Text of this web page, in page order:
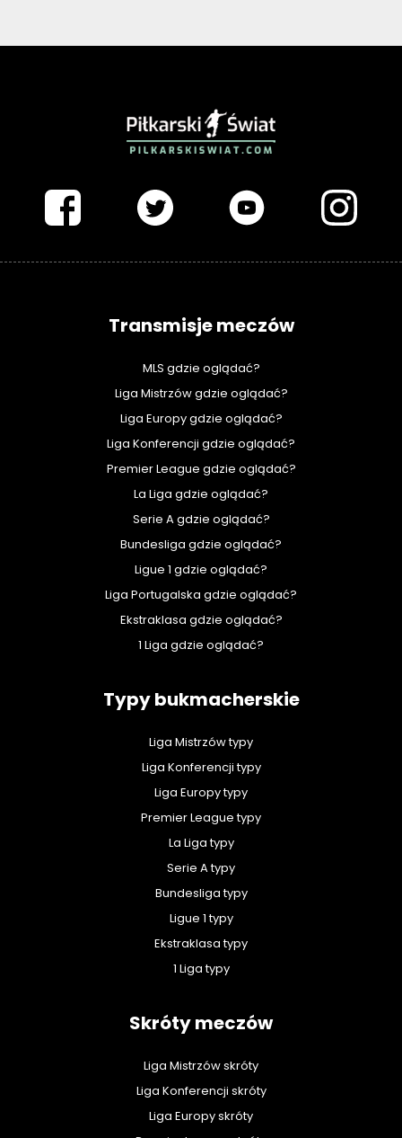
Transmisje meczów
MLS gdzie oglądać?
Liga Mistrzów gdzie oglądać?
Liga Europy gdzie oglądać?
Liga Konferencji gdzie oglądać?
Premier League gdzie oglądać?
La Liga gdzie oglądać?
Serie A gdzie oglądać?
Bundesliga gdzie oglądać?
Ligue 1 gdzie oglądać?
Liga Portugalska gdzie oglądać?
Ekstraklasa gdzie oglądać?
1 Liga gdzie oglądać?
Typy bukmacherskie
Liga Mistrzów typy
Liga Konferencji typy
Liga Europy typy
Premier League typy
La Liga typy
Serie A typy
Bundesliga typy
Ligue 1 typy
Ekstraklasa typy
1 Liga typy
Skróty meczów
Liga Mistrzów skróty
Liga Konferencji skróty
Liga Europy skróty